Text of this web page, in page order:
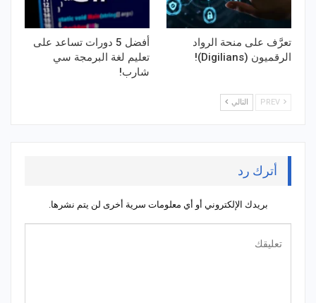
تعرَّف على منحة الرواد
الرقميون (Digilians)!
أفضل 5 دورات تساعد على
تعليم لغة البرمجة سي
شارب!
التالي
أترك رد
بريدك الإلكتروني أو أي معلومات سرية أخرى لن يتم نشرها.